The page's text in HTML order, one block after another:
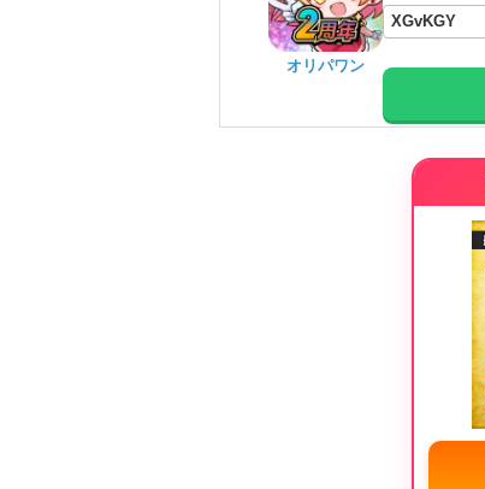
オリパワン
XGvKGY